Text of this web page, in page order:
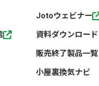
Jotoウェビナー
資料ダウンロード
販売終了製品一覧
小屋裏換気ナビ